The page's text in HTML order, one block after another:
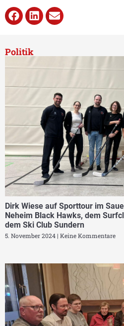
Politik
Dirk Wiese auf Sporttour im
Neheim Black Hawks, dem
dem Ski Club Sundern
5. November 2024 Keine Kommentare